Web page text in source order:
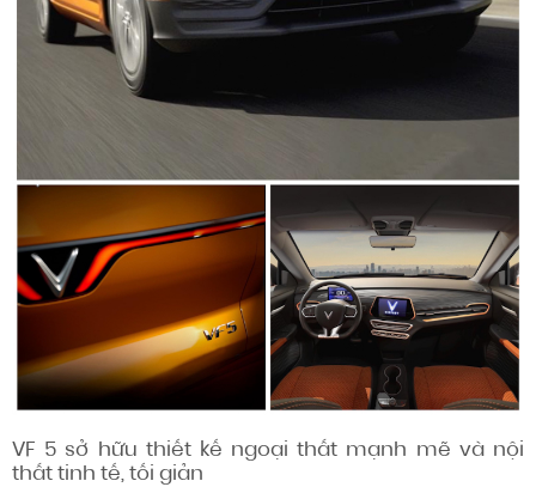
VF 5 sở hữu thiết kế ngoại thất mạnh mẽ và nội
thất tinh tế, tối giản